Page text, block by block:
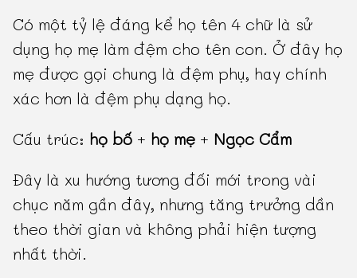
Có một tỷ lệ đáng kể họ tên 4 chữ là sử
dụng họ mẹ làm đệm cho tên con. Ở đây họ
mẹ được gọi chung là đệm phụ, hay chính
xác hơn là đệm phụ dạng họ.
Cấu trúc: họ bố + họ mẹ + Ngọc Cẩm
Đây là xu hướng tương đối mới trong vài
chục năm gần đây, nhưng tăng trưởng dần
theo thời gian và không phải hiện tượng
nhất thời.